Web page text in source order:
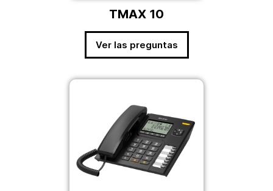
TMAX 10
Ver las preguntas